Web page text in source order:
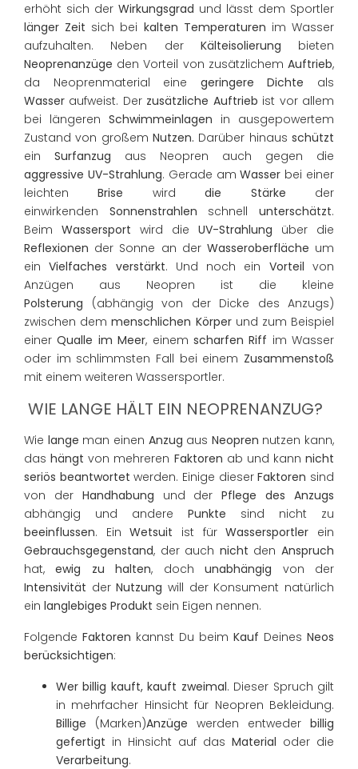
erhöht sich der Wirkungsgrad und lässt dem Sportler
länger Zeit sich bei kalten Temperaturen im Wasser
aufzuhalten. Neben der Kälteisolierung bieten
Neoprenanzüge den Vorteil von zusätzlichem Auftrieb,
da Neoprenmaterial eine geringere Dichte als
Wasser aufweist. Der zusätzliche Auftrieb ist vor allem
bei längeren Schwimmeinlagen in ausgepowertem
Zustand von großem Nutzen. Darüber hinaus schützt
ein Surfanzug aus Neopren auch gegen die
aggressive UV-Strahlung. Gerade am Wasser bei einer
leichten Brise wirddie Stärke der
einwirkenden Sonnenstrahlen schnellunterschätzt.
Beim Wassersport wird die UV-Strahlung über die
Reflexionen der Sonne an der Wasseroberfläche um
einVielfaches verstärkt. Und noch ein Vorteilvon
Anzügen aus Neopren ist die kleine
Polsterung (abhängig von der Dicke des Anzugs)
zwischen demmenschlichen Körperund zum Beispiel
einerQualle im Meer, einem scharfen Riff im Wasser
oder im schlimmsten Fall bei einem Zusammenstoß
mit einem weiteren Wassersportler.
WIE LANGE HÄLT EIN NEOPRENANZUG?
Wie lange man einen Anzug aus Neopren nutzen kann,
dashängtvon mehreren Faktoren ab und kann nicht
seriös beantwortet werden. Einige dieserFaktoren sind
von der Handhabung und derPflege des Anzugs
abhängig und andere Punkte sind nicht zu
beeinflussen. EinWetsuit ist fürWassersportler ein
Gebrauchsgegenstand, der auch nicht denAnspruch
hat,ewig zu halten, dochunabhängig von der
Intensivität derNutzungwill der Konsument natürlich
ein langlebiges Produkt sein Eigen nennen.
Folgende Faktoren kannst Du beim Kauf Deines Neos
berücksichtigen:
Wer billig kauft, kauft zweimal. Dieser Spruch gilt
in mehrfacher Hinsicht für Neopren Bekleidung.
Billige (Marken)Anzüge werden entweder billig
gefertigt in Hinsicht auf das Material oder die
Verarbeitung.